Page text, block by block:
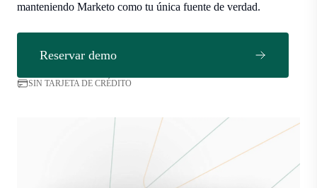
manteniendo Marketo como tu única fuente de verdad.
Reservar demo
SIN TARJETA DE CRÉDITO